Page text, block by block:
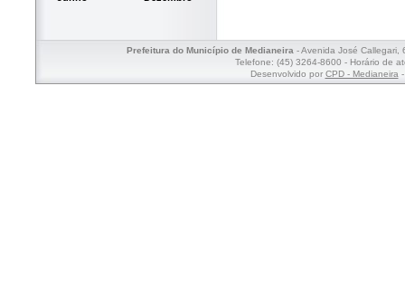
Prefeitura do Município de Medianeira- Avenida José Callegari,
Telefone: (45) 3264-8600 - Horário de
Desenvolvido por CPD - Medianeira-